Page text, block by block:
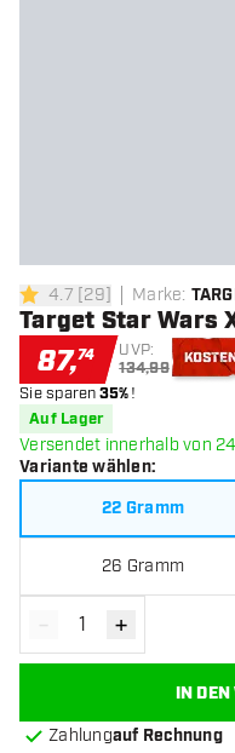
4.7 Bewertungssterne
4.7 [29] Marke:
Target Star Wars
87,74 UVP:
134,99
Sie sparen35%!
Auf Lager
Versendet innerhalb von
Variante wählen:
22 Gramm
26 Gramm
Menge verringern
- Menge
+
IN DEN
Zahlungauf Rechnung